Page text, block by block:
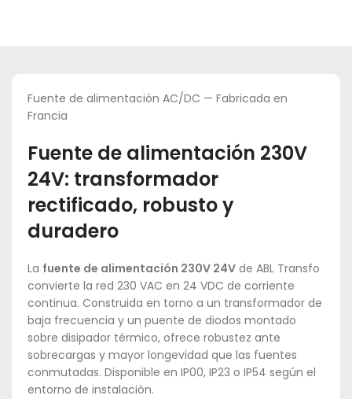
Fuente de alimentación AC/DC — Fabricada en
Francia
Fuente de alimentación 230V
24V: transformador
rectificado, robusto y
duradero
La fuente de alimentación 230V 24V de ABL Transfo
convierte la red 230 VAC en 24 VDC de corriente
continua. Construida en torno a un transformador de
baja frecuencia y un puente de diodos montado
sobre disipador térmico, ofrece robustez ante
sobrecargas y mayor longevidad que las fuentes
conmutadas. Disponible en IP00, IP23 o IP54 según el
entorno de instalación.